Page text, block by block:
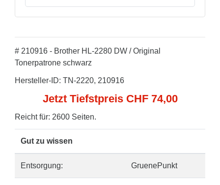
# 210916 - Brother HL-2280 DW / Original
Tonerpatrone schwarz
Hersteller-ID: TN-2220, 210916
Jetzt Tiefstpreis CHF 74,00
Reicht für: 2600 Seiten.
Gut zu wissen
Entsorgung: GruenePunkt